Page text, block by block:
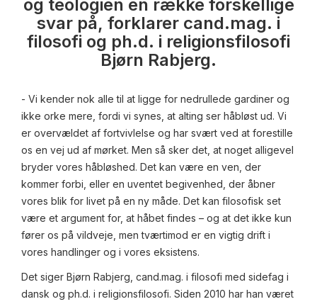
og teologien en række forskellige
svar på, forklarer cand.mag. i
filosofi og ph.d. i religionsfilosofi
Bjørn Rabjerg.
- Vi kender nok alle til at ligge for nedrullede gardiner og
ikke orke mere, fordi vi synes, at alting ser håbløst ud. Vi
er overvældet af fortvivlelse og har svært ved at forestille
os en vej ud af mørket. Men så sker det, at noget alligevel
bryder vores håbløshed. Det kan være en ven, der
kommer forbi, eller en uventet begivenhed, der åbner
vores blik for livet på en ny måde. Det kan filosofisk set
være et argument for, at håbet findes – og at det ikke kun
fører os på vildveje, men tværtimod er en vigtig drift i
vores handlinger og i vores eksistens.
Det siger Bjørn Rabjerg, cand.mag. i filosofi med sidefag i
dansk og ph.d. i religionsfilosofi. Siden 2010 har han været